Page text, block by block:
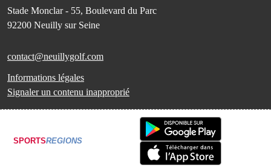
Stade Monclar - 55, Boulevard du Parc
92200 Neuilly sur Seine
contact@neuillygolf.com
Informations légales
Signaler un contenu inapproprié
SPORTSREGIONS